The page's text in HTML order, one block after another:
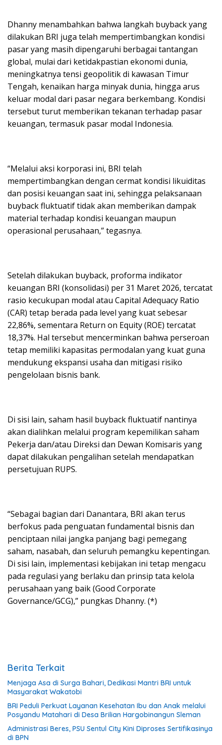
Dhanny menambahkan bahwa langkah buyback yang
dilakukan BRI juga telah mempertimbangkan kondisi
pasar yang masih dipengaruhi berbagai tantangan
global, mulai dari ketidakpastian ekonomi dunia,
meningkatnya tensi geopolitik di kawasan Timur
Tengah, kenaikan harga minyak dunia, hingga arus
keluar modal dari pasar negara berkembang. Kondisi
tersebut turut memberikan tekanan terhadap pasar
keuangan, termasuk pasar modal Indonesia.
“Melalui aksi korporasi ini, BRI telah
mempertimbangkan dengan cermat kondisi likuiditas
dan posisi keuangan saat ini, sehingga pelaksanaan
buyback fluktuatif tidak akan memberikan dampak
material terhadap kondisi keuangan maupun
operasional perusahaan,” tegasnya.
Setelah dilakukan buyback, proforma indikator
keuangan BRI (konsolidasi) per 31 Maret 2026, tercatat
rasio kecukupan modal atau Capital Adequacy Ratio
(CAR) tetap berada pada level yang kuat sebesar
22,86%, sementara Return on Equity (ROE) tercatat
18,37%. Hal tersebut mencerminkan bahwa perseroan
tetap memiliki kapasitas permodalan yang kuat guna
mendukung ekspansi usaha dan mitigasi risiko
pengelolaan bisnis bank.
Di sisi lain, saham hasil buyback fluktuatif nantinya
akan dialihkan melalui program kepemilikan saham
Pekerja dan/atau Direksi dan Dewan Komisaris yang
dapat dilakukan pengalihan setelah mendapatkan
persetujuan RUPS.
“Sebagai bagian dari Danantara, BRI akan terus
berfokus pada penguatan fundamental bisnis dan
penciptaan nilai jangka panjang bagi pemegang
saham, nasabah, dan seluruh pemangku kepentingan.
Di sisi lain, implementasi kebijakan ini tetap mengacu
pada regulasi yang berlaku dan prinsip tata kelola
perusahaan yang baik (Good Corporate
Governance/GCG),” pungkas Dhanny. (*)
Berita Terkait
Menjaga Asa di Surga Bahari, Dedikasi Mantri BRI untuk
Masyarakat Wakatobi
BRI Peduli Perkuat Layanan Kesehatan Ibu dan Anak melalui
Posyandu Matahari di Desa Brilian Hargobinangun Sleman
Administrasi Beres, PSU Sentul City Kini Diproses Sertifikasinya
di BPN